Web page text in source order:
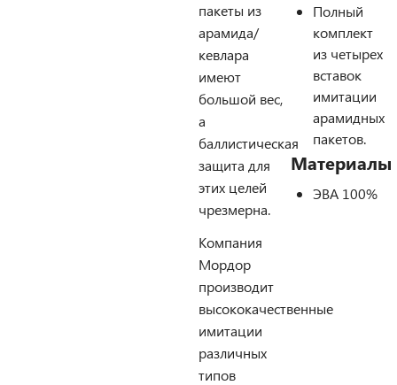
пакеты из
арамида/
кевлара
имеют
большой вес,
а
баллистическая
защита для
этих целей
чрезмерна.
Компания
Мордор
производит
высококачественные
имитации
различных
типов
Полный
комплект
из четырех
вставок
имитации
арамидных
пакетов.
Материалы
ЭВА 100%